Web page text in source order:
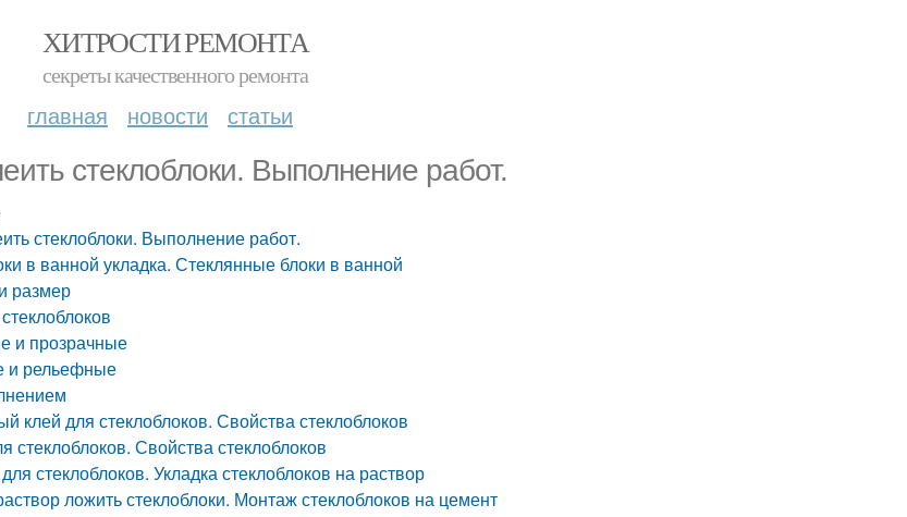
ХИТРОСТИ РЕМОНТА
секреты качественного ремонта
главная новости статьи
стеклоблоки. Выполнение работ.
стеклоблоки. Выполнение работ.
в ванной укладка. Стеклянные блоки в ванной
размер
и прозрачные
и рельефные
клей для стеклоблоков. Свойства стеклоблоков
стеклоблоков. Свойства стеклоблоков
стеклоблоков. Укладка стеклоблоков на раствор
ложить стеклоблоки. Монтаж стеклоблоков на цемент